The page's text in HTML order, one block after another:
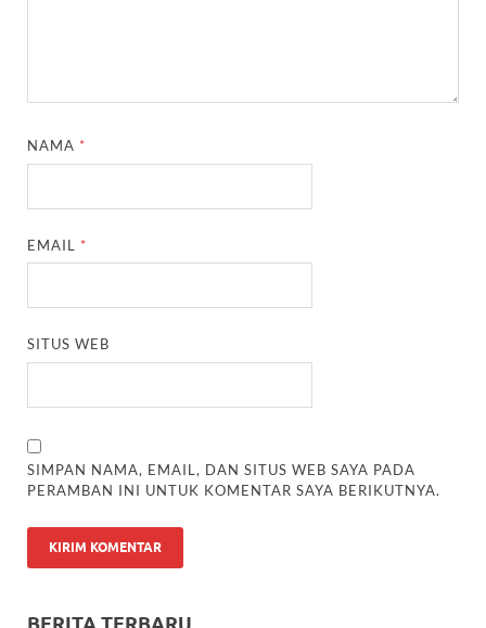
NAMA *
EMAIL *
SITUS WEB
SIMPAN NAMA, EMAIL, DAN SITUS WEB SAYA PADA
PERAMBAN INI UNTUK KOMENTAR SAYA BERIKUTNYA.